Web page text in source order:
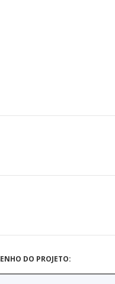
DO PROJETO: